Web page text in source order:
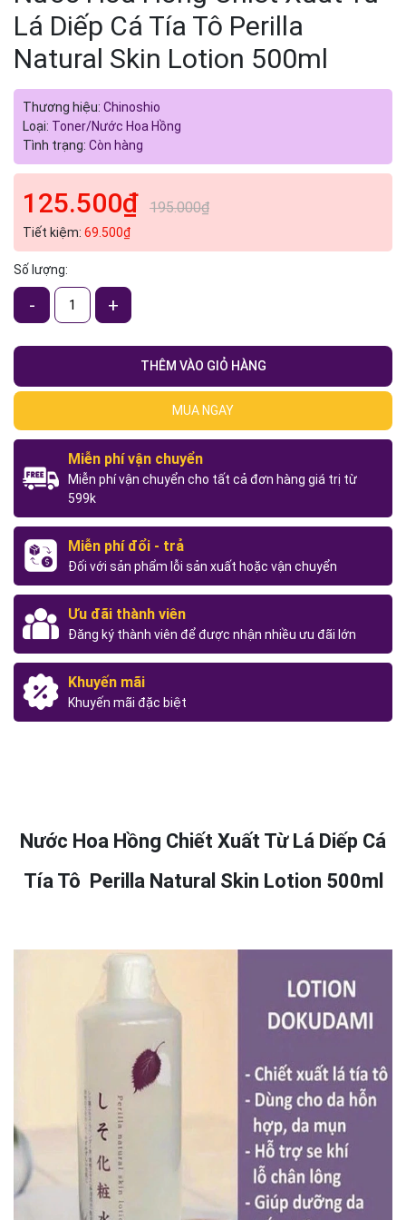
Lá Diếp Cá Tía Tô Perilla
Natural Skin Lotion 500ml
Thương hiệu: Chinoshio
Loại: Toner/Nước Hoa Hồng
Tình trạng: Còn hàng
125.500₫ 195.000₫
Tiết kiệm: 69.500₫
Số lượng:
- +
THÊM VÀO GIỎ HÀNG
MUA NGAY
Miễn phí vận chuyển
Miễn phí vận chuyển cho tất cả đơn hàng giá trị từ
599k
Miễn phí đổi - trả
Đối với sản phẩm lỗi sản xuất hoặc vận chuyển
Ưu đãi thành viên
Đăng ký thành viên để được nhận nhiều ưu đãi lớn
Khuyến mãi
Khuyến mãi đặc biệt
Ngày hết hạn:
Nước Hoa Hồng Chiết Xuất Từ Lá Diếp Cá
Tía Tô Perilla Natural Skin Lotion 500ml